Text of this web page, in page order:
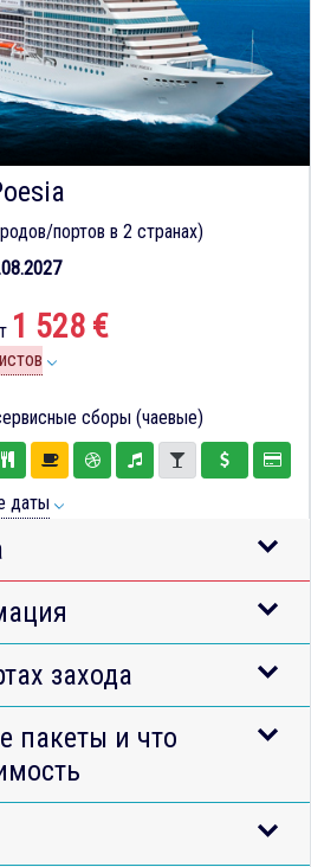
портов в 2 странах)
1 528 €
сборы (чаевые)
даты
захода
пакеты и что